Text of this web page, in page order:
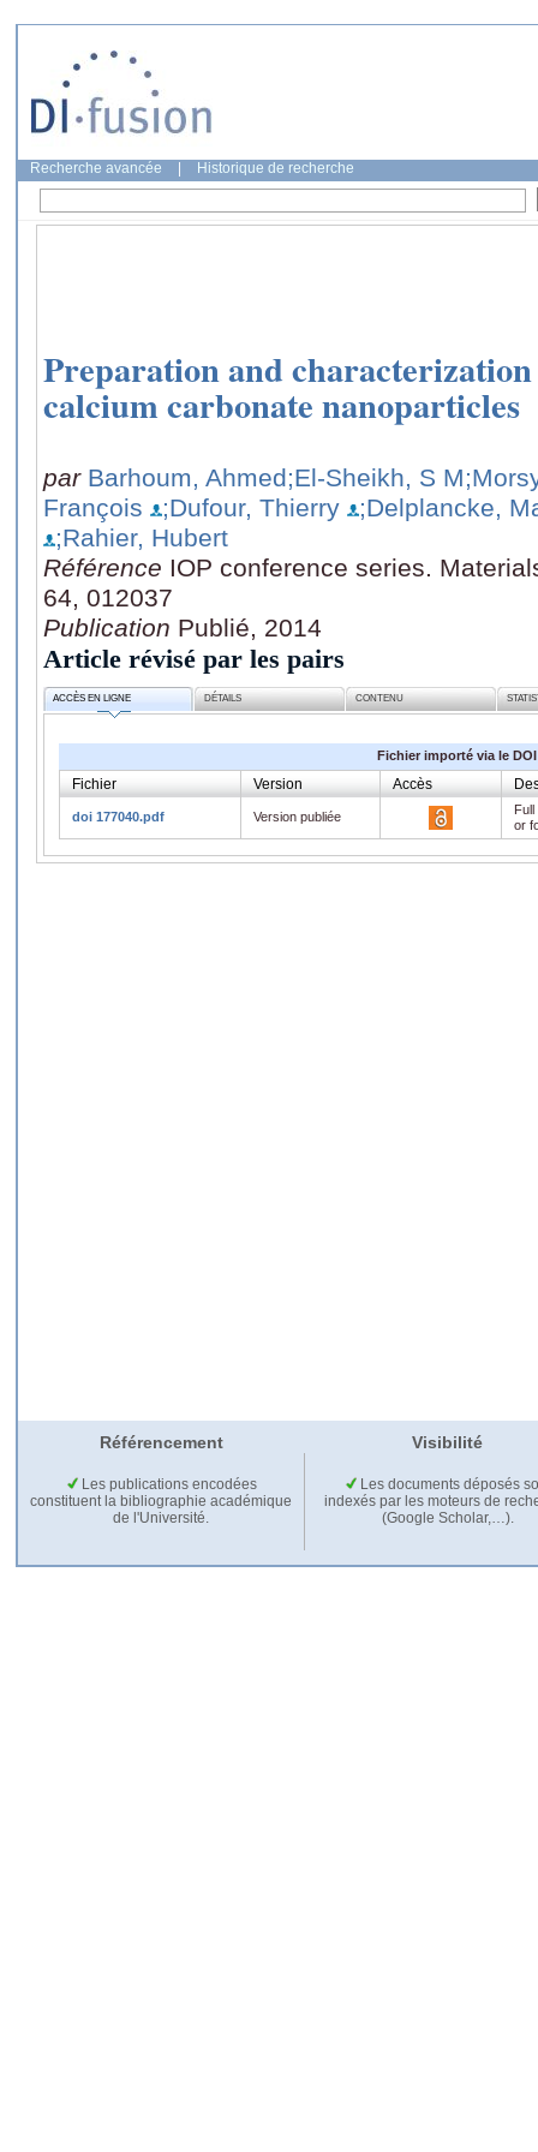
Recherche avancée Historique de recherche
Preparation and
calcium carbonate nanoparticles
par Barhoum, Ahmed;El-Sheikh, S M
François
;Dufour, Thierry
;Delplancke,
;Rahier, Hubert
Référence IOP conference series.
64, 012037
Publication Publié, 2014
Article révisé par les pairs
ACCÈS EN LIGNE DÉTAILS CONTENU
Fichier importé via le DOI
Fichier Version Accès
doi 177040.pdf Version publiée
or
Référencement Visibilité
Les publications encodées
constituent la bibliographie académique
de l'Université.
Les documents déposés
indexés par les moteurs de
(Google Scholar,…).